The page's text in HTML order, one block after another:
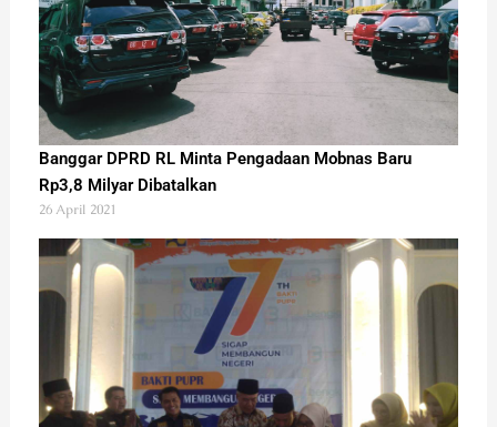
Banggar DPRD RL Minta Pengadaan Mobnas Baru
Rp3,8 Milyar Dibatalkan
26 April 2021